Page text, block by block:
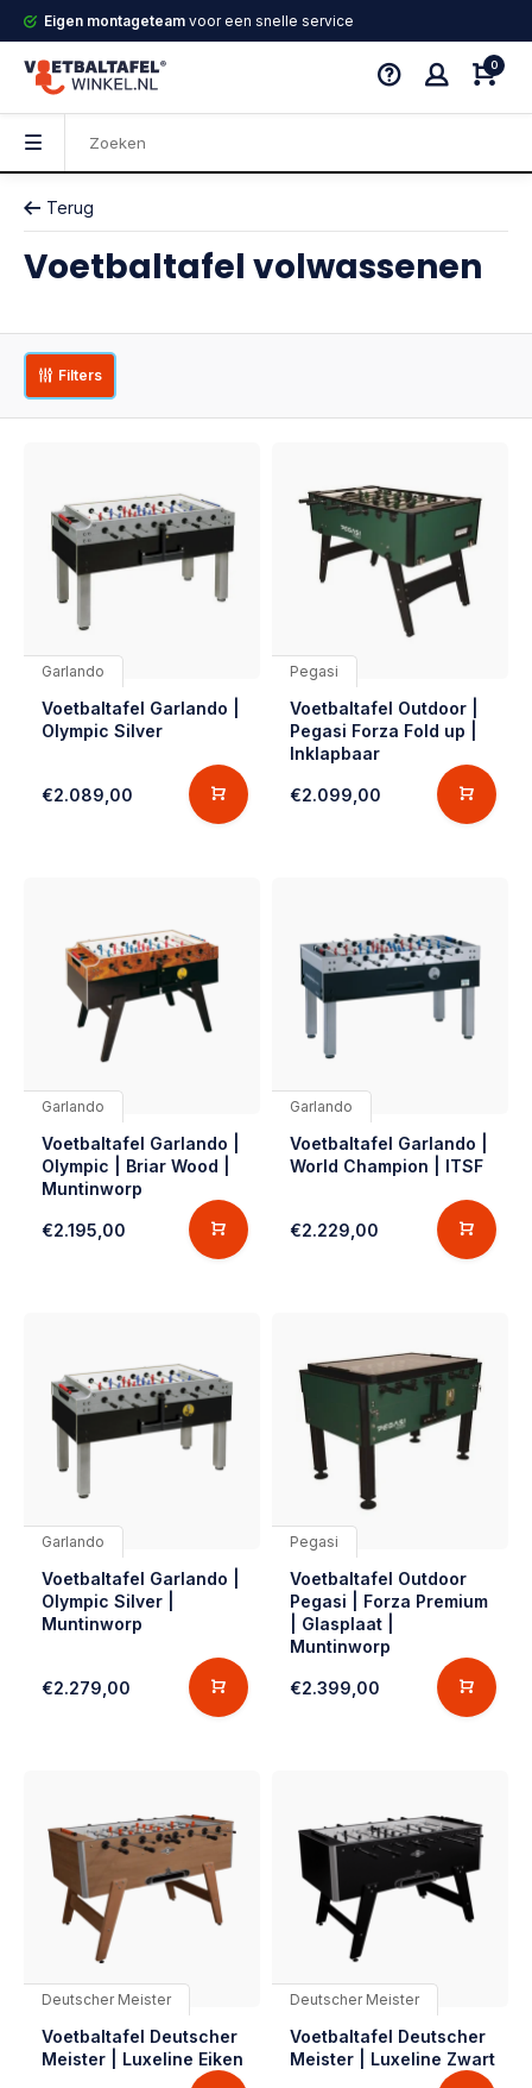
Eigen montageteam voor een snelle service
0
Terug
Voetbaltafel volwassenen
Filters
Garlando
Voetbaltafel Garlando |
Olympic Silver
€2.089,00
Pegasi
Voetbaltafel Outdoor |
Pegasi Forza Fold up |
Inklapbaar
€2.099,00
Garlando
Voetbaltafel Garlando |
Olympic | Briar Wood |
Muntinworp
€2.195,00
Garlando
Voetbaltafel Garlando |
World Champion | ITSF
€2.229,00
Garlando
Voetbaltafel Garlando |
Olympic Silver |
Muntinworp
€2.279,00
Pegasi
Voetbaltafel Outdoor
Pegasi | Forza Premium
| Glasplaat |
Muntinworp
€2.399,00
Deutscher Meister
Voetbaltafel Deutscher
Meister | Luxeline Eiken
Deutscher Meister
Voetbaltafel Deutscher
Meister | Luxeline Zwart